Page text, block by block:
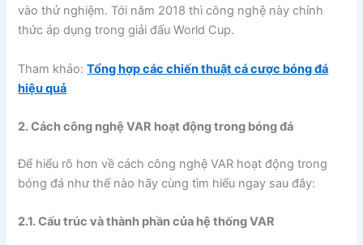
vào thử nghiệm. Tới năm 2018 thì công nghệ này chính
thức áp dụng trong giải đấu World Cup.
Tham khảo:Tổng hợp các chiến thuật cá cược bóng đá
hiệu quả
2. Cách công nghệ VAR hoạt động trong bóng đá
Để hiểu rõ hơn về cách công nghệ VAR hoạt động trong
bóng đá như thế nào hãy cùng tìm hiểu ngay sau đây:
2.1. Cấu trúc và thành phần của hệ thống VAR